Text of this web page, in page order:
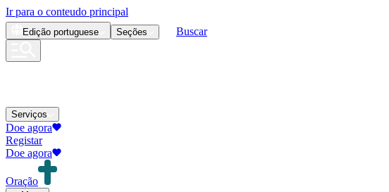
Ir para o conteudo principal
Edição portuguese Seções Buscar
Serviços
Doe agora
Registar
Doe agora
Oração